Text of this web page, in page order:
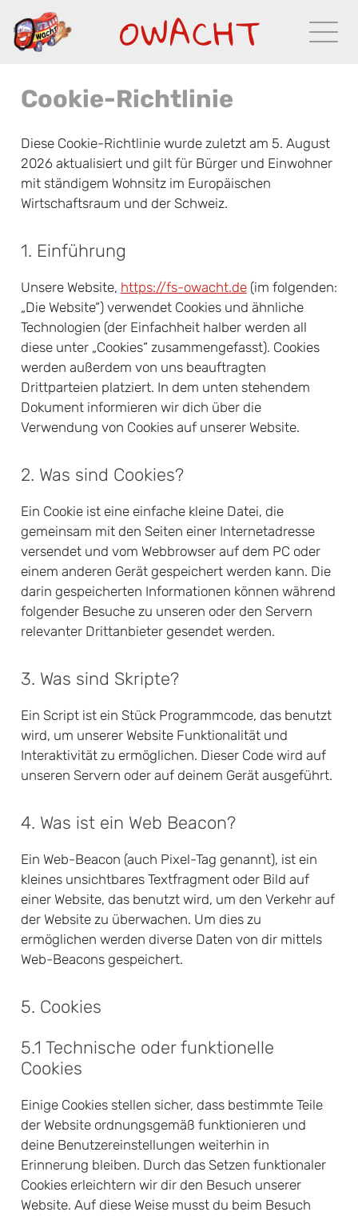
Cookie-Richtlinie
Diese Cookie-Richtlinie wurde zuletzt am 5. August
2026 aktualisiert und gilt für Bürger und Einwohner
mit ständigem Wohnsitz im Europäischen
Wirtschaftsraum und der Schweiz.
1. Einführung
Unsere Website, https://fs-owacht.de(im folgenden:
„Die Website“) verwendet Cookies und ähnliche
Technologien (der Einfachheit halber werden all
diese unter „Cookies“ zusammengefasst). Cookies
werden außerdem von uns beauftragten
Drittparteien platziert. In dem unten stehendem
Dokument informieren wir dich über die
Verwendung von Cookies auf unserer Website.
2. Was sind Cookies?
Ein Cookie ist eine einfache kleine Datei, die
gemeinsam mit den Seiten einer Internetadresse
versendet und vom Webbrowser auf dem PC oder
einem anderen Gerät gespeichert werden kann. Die
darin gespeicherten Informationen können während
folgender Besuche zu unseren oder den Servern
relevanter Drittanbieter gesendet werden.
3. Was sind Skripte?
Ein Script ist ein Stück Programmcode, das benutzt
wird, um unserer Website Funktionalität und
Interaktivität zu ermöglichen. Dieser Code wird auf
unseren Servern oder auf deinem Gerät ausgeführt.
4. Was ist ein Web Beacon?
Ein Web-Beacon (auch Pixel-Tag genannt), ist ein
kleines unsichtbares Textfragment oder Bild auf
einer Website, das benutzt wird, um den Verkehr auf
der Website zu überwachen. Um dies zu
ermöglichen werden diverse Daten von dir mittels
Web-Beacons gespeichert.
5. Cookies
5.1 Technische oder funktionelle
Cookies
Einige Cookies stellen sicher, dass bestimmte Teile
der Website ordnungsgemäß funktionieren und
deine Benutzereinstellungen weiterhin in
Erinnerung bleiben. Durch das Setzen funktionaler
Cookies erleichtern wir dir den Besuch unserer
Website. Auf diese Weise musst du beim Besuch